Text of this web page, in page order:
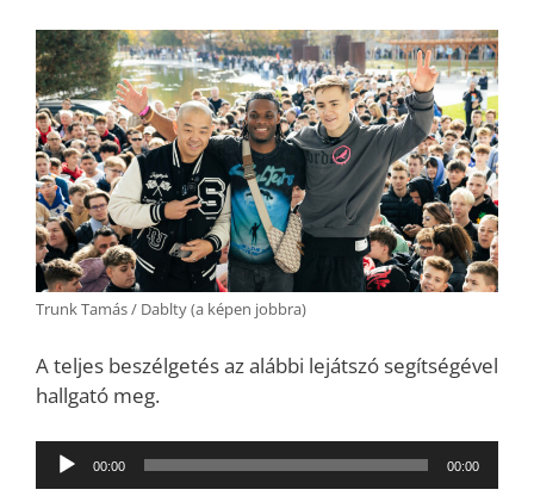
Trunk Tamás / Dablty (a képen jobbra)
A teljes beszélgetés az alábbi lejátszó segítségével
hallgató meg.
Audió
lejátszó
00:00 00:00